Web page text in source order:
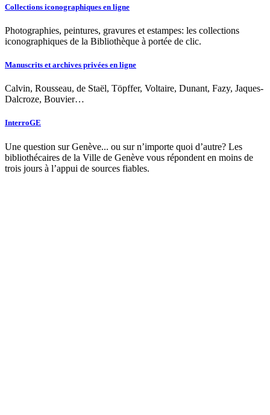
Collections iconographiques en ligne
Photographies, peintures, gravures et estampes: les collections
iconographiques de la Bibliothèque à portée de clic.
Manuscrits et archives privées en ligne
Calvin, Rousseau, de Staël, Töpffer, Voltaire, Dunant, Fazy, Jaques-
Dalcroze, Bouvier…
InterroGE
Une question sur Genève... ou sur n’importe quoi d’autre? Les
bibliothécaires de la Ville de Genève vous répondent en moins de
trois jours à l’appui de sources fiables.